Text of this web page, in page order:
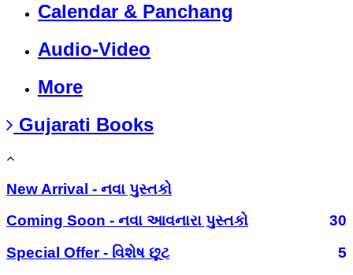
Calendar & Panchang
Audio-Video
More
Gujarati Books
New Arrival - નવા પુસ્તકો
Coming Soon - નવા આવનારા પુસ્તકો
30
Special Offer - વિશેષ છૂટ
5